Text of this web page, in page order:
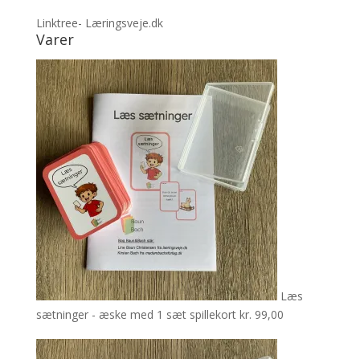
Linktree- Læringsveje.dk
Varer
Læs
sætninger - æske med 1 sæt spillekort kr. 99,00